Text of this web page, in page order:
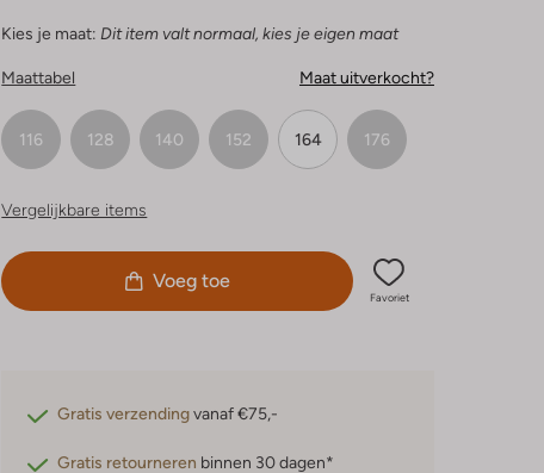
Kies je maat: Dit item valt normaal, kies je eigen maat
Maattabel Maat uitverkocht?
116 128 140 152 164 176
Vergelijkbare items
Voeg toe
Favoriet
Gratis verzendingvanaf €75,-
Gratis retourneren binnen 30 dagen*